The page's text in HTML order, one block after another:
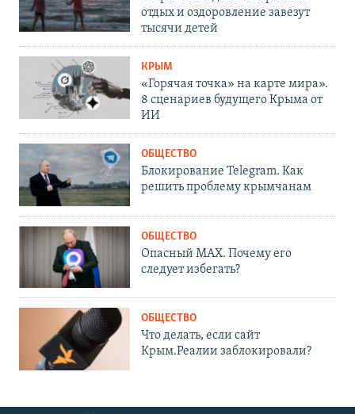
отдых и оздоровление завезут
тысячи детей
КРЫМ
«Горячая точка» на карте мира».
8 сценариев будущего Крыма от
ИИ
ОБЩЕСТВО
Блокирование Telegram. Как
решить проблему крымчанам
ОБЩЕСТВО
Опасный MAX. Почему его
следует избегать?
ОБЩЕСТВО
Что делать, если сайт
Крым.Реалии заблокировали?